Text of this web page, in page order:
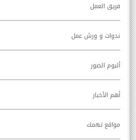
فريق العمل
ندوات و ورش عمل
ألبوم الصور
أهم الأخبار
مواقع تهمك